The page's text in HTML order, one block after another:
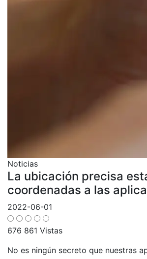
Noticias
La ubicación precisa
coordenadas a las
2022-06-01
676 861 Vistas
No es ningún secreto que nuestras